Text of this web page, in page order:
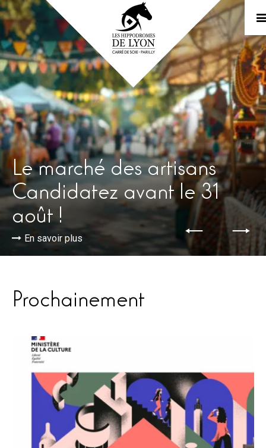
Le marché des artisans
Candidatez avant le 31
août !
En savoir plus
Prochainement